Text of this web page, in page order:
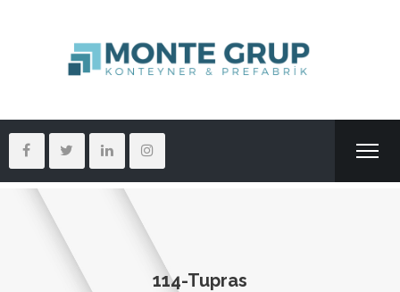
114-Tupras